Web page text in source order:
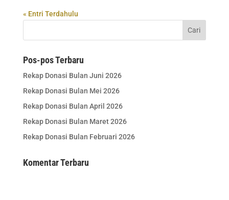
« Entri Terdahulu
Pos-pos Terbaru
Rekap Donasi Bulan Juni 2026
Rekap Donasi Bulan Mei 2026
Rekap Donasi Bulan April 2026
Rekap Donasi Bulan Maret 2026
Rekap Donasi Bulan Februari 2026
Komentar Terbaru